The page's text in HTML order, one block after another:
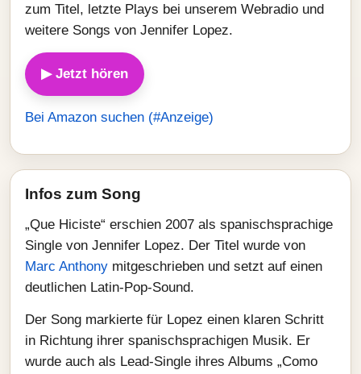
zum Titel, letzte Plays bei unserem Webradio und
weitere Songs von Jennifer Lopez.
▶ Jetzt hören
Bei Amazon suchen (#Anzeige)
Infos zum Song
„Que Hiciste“ erschien 2007 als spanischsprachige
Single von Jennifer Lopez. Der Titel wurde von
Marc Anthony mitgeschrieben und setzt auf einen
deutlichen Latin-Pop-Sound.
Der Song markierte für Lopez einen klaren Schritt
in Richtung ihrer spanischsprachigen Musik. Er
wurde auch als Lead-Single ihres Albums „Como